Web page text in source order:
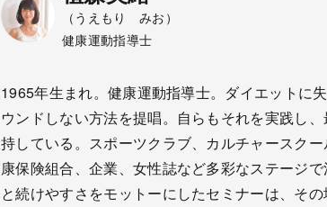
（うえもり みお）
健康運動指導士
1965年生まれ。健康運動指導士。ダイエットに
ウンドしない方法を提唱。自らもそれを実践し
持している。スポーツクラブ、カルチャースク
康保険組合、企業、女性誌など多彩なステージ
と続けやすさをモットーにしたセミナーは、そ